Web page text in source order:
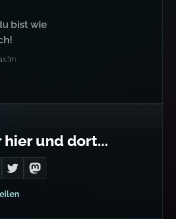
bist wie
hier und dort...
GitHub
with me on LinkedIn
me on Bluesky
Follow me on Twitter
Follow me on Mastodon